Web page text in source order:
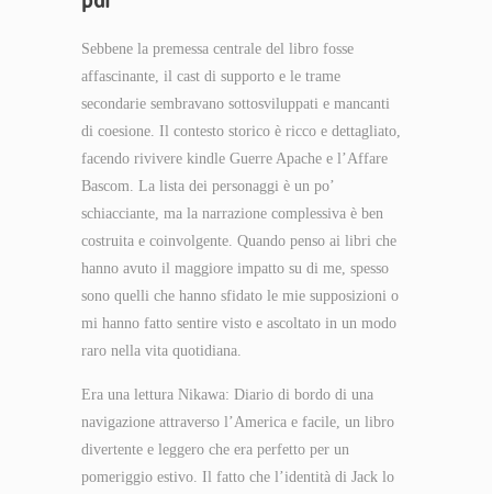
Sebbene la premessa centrale del libro fosse
affascinante, il cast di supporto e le trame
secondarie sembravano sottosviluppati e mancanti
di coesione. Il contesto storico è ricco e dettagliato,
facendo rivivere kindle Guerre Apache e l’Affare
Bascom. La lista dei personaggi è un po’
schiacciante, ma la narrazione complessiva è ben
costruita e coinvolgente. Quando penso ai libri che
hanno avuto il maggiore impatto su di me, spesso
sono quelli che hanno sfidato le mie supposizioni o
mi hanno fatto sentire visto e ascoltato in un modo
raro nella vita quotidiana.
Era una lettura Nikawa: Diario di bordo di una
navigazione attraverso l’America e facile, un libro
divertente e leggero che era perfetto per un
pomeriggio estivo. Il fatto che l’identità di Jack lo